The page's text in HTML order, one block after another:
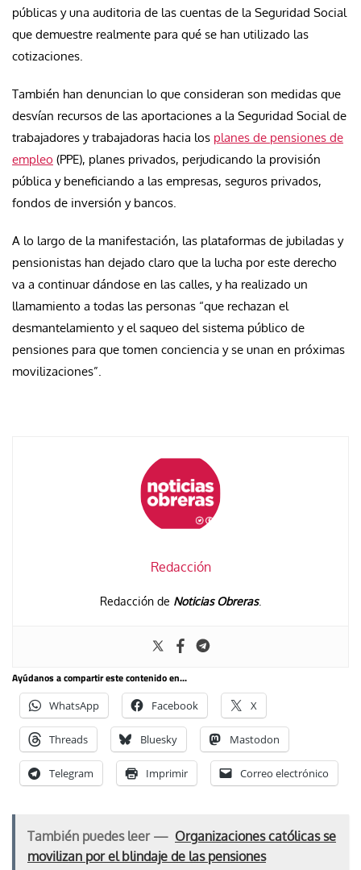
públicas y una auditoria de las cuentas de la Seguridad Social
que demuestre realmente para qué se han utilizado las
cotizaciones.
También han denuncian lo que consideran son medidas que
desvían recursos de las aportaciones a la Seguridad Social de
trabajadores y trabajadoras hacia los planes de pensiones de
empleo (PPE), planes privados, perjudicando la provisión
pública y beneficiando a las empresas, seguros privados,
fondos de inversión y bancos.
A lo largo de la manifestación, las plataformas de jubiladas y
pensionistas han dejado claro que la lucha por este derecho
va a continuar dándose en las calles, y ha realizado un
llamamiento a todas las personas “que rechazan el
desmantelamiento y el saqueo del sistema público de
pensiones para que tomen conciencia y se unan en próximas
movilizaciones”.
Redacción
Redacción de Noticias Obreras.
Ayúdanos a compartir este contenido en...
WhatsApp Facebook X
Threads Bluesky Mastodon
Telegram Imprimir Correo electrónico
También puedes leer — Organizaciones católicas se
movilizan por el blindaje de las pensiones